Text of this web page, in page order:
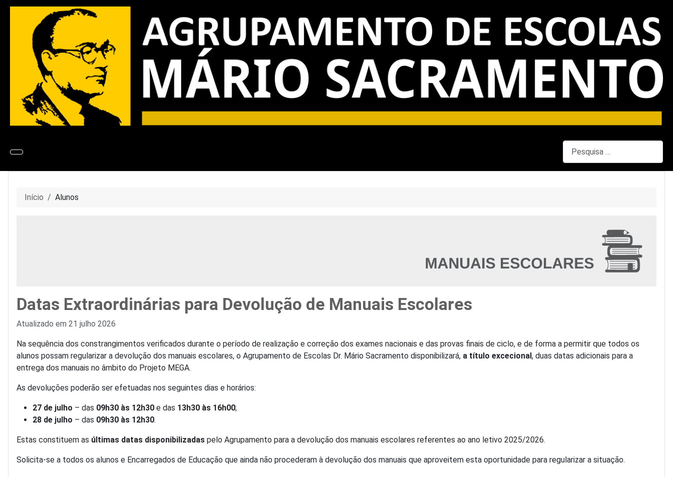
Início Alunos
Datas Extraordinárias para Devolução de Manuais Escolares
Detalhes
Atualizado em 21 julho 2026
Na sequência dos constrangimentos verificados durante o período de realização e correção dos exames nacionais e das provas finais de ciclo, e de forma a permitir que todos os
alunos possam regularizar a devolução dos manuais escolares, o Agrupamento de Escolas Dr. Mário Sacramento disponibilizará, a título excecional , duas datas adicionais para a
entrega dos manuais no âmbito do Projeto MEGA.
As devoluções poderão ser efetuadas nos seguintes dias e horários:
27 de julho – das 09h30 às 12h30 e das 13h30 às 16h00;
28 de julho – das 09h30 às 12h30.
Estas constituem as últimas datas disponibilizadas pelo Agrupamento para a devolução dos manuais escolares referentes ao ano letivo 2025/2026.
Solicita-se a todos os alunos e Encarregados de Educação que ainda não procederam à devolução dos manuais que aproveitem esta oportunidade para regularizar a situação.